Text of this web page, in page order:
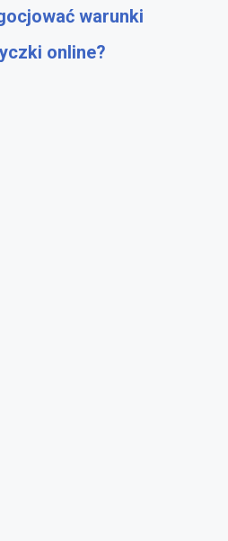
warunki
online?